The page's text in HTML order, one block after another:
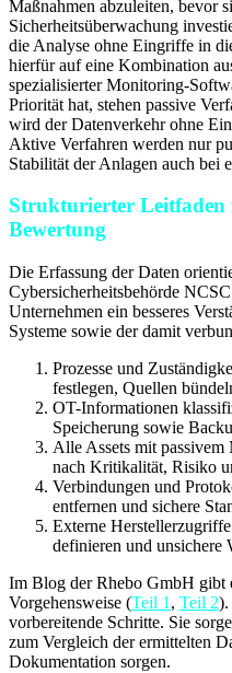
Maßnahmen abzuleiten, bevor
Sicherheitsüberwachung
die Analyse ohne Eingriffe in
hierfür auf eine Kombination
spezialisierter Monitoring-
Priorität hat, stehen passive
wird der Datenverkehr ohne
Aktive Verfahren werden nur
Stabilität der Anlagen auch bei
Strukturierter
Bewertung
Die Erfassung der Daten
Cybersicherheitsbehörde
Unternehmen ein besseres
Systeme sowie der damit
Prozesse und
festlegen, Quellen
OT-Informationen
Speicherung sowie
Alle Assets mit
nach Kritikalität, Risiko
Verbindungen und
entfernen und sichere
Externe
definieren und unsichere
Im Blog der Rhebo GmbH gibt
Vorgehensweise (Teil 1 , Teil 2).
vorbereitende Schritte. Sie
zum Vergleich der ermittelten
Dokumentation sorgen.